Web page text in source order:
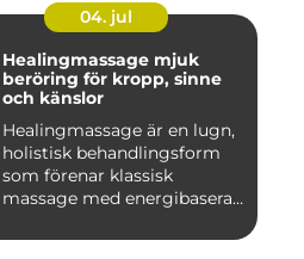
04. jul
Healingmassage mjuk
beröring för kropp, sinne
och känslor
Healingmassage är en lugn,
holistisk behandlingsform
som förenar klassisk
massage med energibaserad